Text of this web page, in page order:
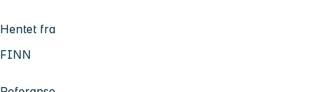
Hentet fra
FINN